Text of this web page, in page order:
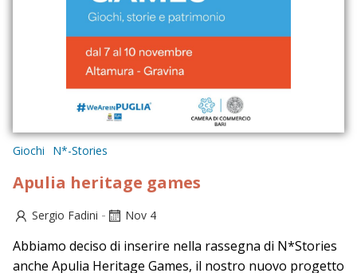
Giochi N*-Stories
Apulia heritage games
Sergio Fadini - Nov 4
Abbiamo deciso di inserire nella rassegna di N*Stories
anche Apulia Heritage Games, il nostro nuovo progetto